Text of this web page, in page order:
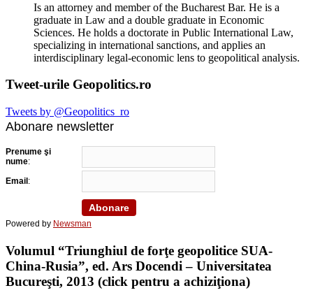
Is an attorney and member of the Bucharest Bar. He is a
graduate in Law and a double graduate in Economic
Sciences. He holds a doctorate in Public International Law,
specializing in international sanctions, and applies an
interdisciplinary legal-economic lens to geopolitical analysis.
Tweet-urile Geopolitics.ro
Tweets by @Geopolitics_ro
Abonare newsletter
Prenume şi
nume:
Email :
Powered by Newsman
Volumul “Triunghiul de forţe geopolitice SUA-
China-Rusia”, ed. Ars Docendi – Universitatea
Bucureşti, 2013 (click pentru a achiziţiona)